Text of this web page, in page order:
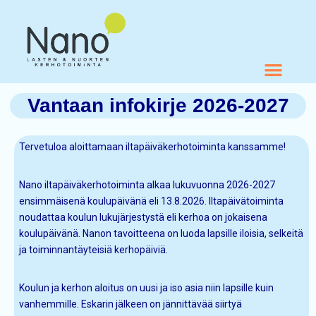
Vantaan infokirje 2026-2027
Tervetuloa aloittamaan iltapäiväkerhotoiminta kanssamme!
Nano iltapäiväkerhotoiminta alkaa lukuvuonna 2026-2027
ensimmäisenä koulupäivänä eli 13.8.2026. Iltapäivätoiminta
noudattaa koulun lukujärjestystä eli kerhoa on jokaisena
koulupäivänä. Nanon tavoitteena on luoda lapsille iloisia, selkeitä
ja toiminnantäyteisiä kerhopäiviä.
Koulun ja kerhon aloitus on uusi ja iso asia niin lapsille kuin
vanhemmille. Eskarin jälkeen on jännittävää siirtyä